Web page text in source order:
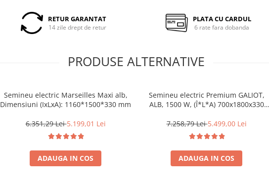
RETUR GARANTAT
14 zile drept de retur
PLATA CU CARDUL
6 rate fara dobanda
PRODUSE ALTERNATIVE
Semineu electric Marseilles Maxi alb,
Dimensiuni (IxLxA): 1160*1500*330 mm
6.351,29 Lei5.199,01 Lei
ADAUGA IN COS
Semineu electric Premium GALIOT,
ALB, 1500 W, (Î*L*A) 700x1800x330
7.258,79 Lei5.499,00 Lei
ADAUGA IN COS